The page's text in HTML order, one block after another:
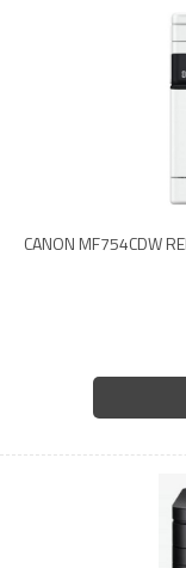
CANON MF754CDW